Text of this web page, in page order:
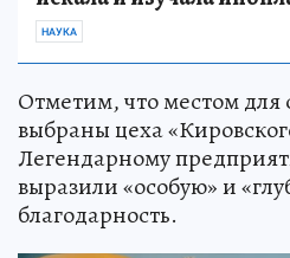
НАУКА
Отметим, что местом для
выбраны цеха
Легендарному
выразили «особую» и
благодарность.